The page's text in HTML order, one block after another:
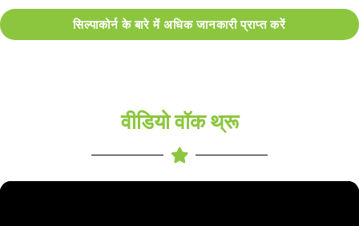
सिल्पाकोर्न के बारे में अधिक जानकारी प्राप्त करें
वीडियो वॉक थ्रू